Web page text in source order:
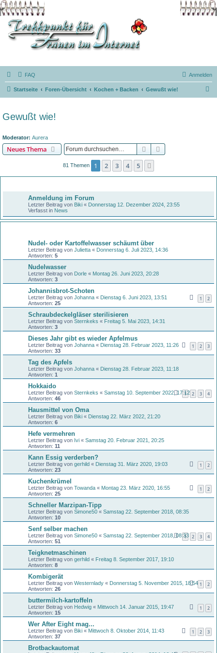
FAQ Anmelden
Startseite Foren-Übersicht Kochen + Backen Gewußt wie!
Gewußt wie!
Moderator: Aurera
Neues Thema Suche
81 Themen 1 2 3 4 5
Anmeldung im Forum
Letzter Beitrag von Biki « Donnerstag 12. Dezember 2024, 23:55
Verfasst in News
Nudel- oder Kartoffelwasser schäumt über
Letzter Beitrag von Julietta « Donnerstag 6. Juli 2023, 14:36
Antworten: 5
Nudelwasser
Letzter Beitrag von Dorle « Montag 26. Juni 2023, 20:28
Antworten: 3
Johannisbrot-Schoten
Letzter Beitrag von Johanna « Dienstag 6. Juni 2023, 13:51
Antworten: 25
1 2
Schraubdeckelgläser sterilisieren
Letzter Beitrag von Sternkeks « Freitag 5. Mai 2023, 14:31
Antworten: 3
Dieses Jahr gibt es wieder Apfelmus
Letzter Beitrag von Johanna « Dienstag 28. Februar 2023, 11:26
Antworten: 33
1 2 3
Tag des Apfels
Letzter Beitrag von Johanna « Dienstag 28. Februar 2023, 11:18
Antworten: 1
Hokkaido
Letzter Beitrag von Sternkeks « Samstag 10. September 2022, 17:12
Antworten: 46
1 2 3 4
Hausmittel von Oma
Letzter Beitrag von Biki « Dienstag 22. März 2022, 21:20
Antworten: 6
Hefe vermehren
Letzter Beitrag von Ivi « Samstag 20. Februar 2021, 20:25
Antworten: 11
Kann Essig verderben?
Letzter Beitrag von gerhild « Dienstag 31. März 2020, 19:03
Antworten: 23
1 2
Kuchenkrümel
Letzter Beitrag von Towanda « Montag 23. März 2020, 16:55
Antworten: 25
1 2
Schneller Marzipan-Tipp
Letzter Beitrag von Simone50 « Samstag 22. September 2018, 08:35
Antworten: 10
Senf selber machen
Letzter Beitrag von Simone50 « Samstag 22. September 2018, 08:33
Antworten: 51
1 2 3 4
Teigknetmaschinen
Letzter Beitrag von gerhild « Freitag 8. September 2017, 19:10
Antworten: 8
Kombigerät
Letzter Beitrag von Westernlady « Donnerstag 5. November 2015, 18:54
Antworten: 26
1 2
buttermilch-kartoffeln
Letzter Beitrag von Hedwig « Mittwoch 14. Januar 2015, 19:47
Antworten: 15
1 2
Wer After Eight mag...
Letzter Beitrag von Biki « Mittwoch 8. Oktober 2014, 11:43
Antworten: 37
1 2 3
Brotbackautomat